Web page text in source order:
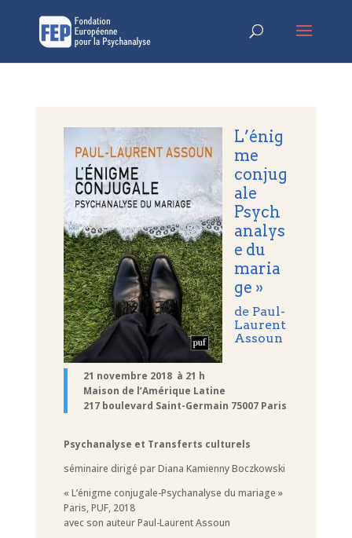
L’énig
me
conjug
ale
Psych
analys
e du
maria
ge »
de Paul-
Laurent
Assoun
21 novembre 2018 à 21 h
Maison de l’Amérique Latine
217 boulevard Saint-Germain 75007 Paris
Psychanalyse et Transferts culturels
séminaire dirigé par Diana Kamienny Boczkowski
« L’énigme conjugale-Psychanalyse du mariage »
Paris, PUF, 2018
avec son auteur Paul-Laurent Assoun